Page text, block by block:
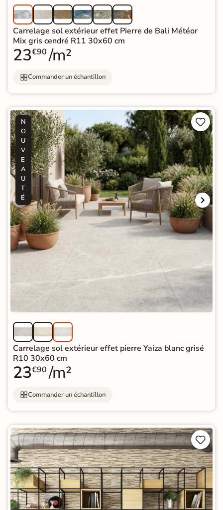
Carrelage sol extérieur effet Pierre de Bali Météor
Mix gris cendré R11 30x60 cm
23€90 /m²
Commander un échantillon
N
O
U
V
E
A
U
T
É


Carrelage sol extérieur effet pierre Yaiza blanc grisé
R10 30x60 cm
23€90 /m²
Commander un échantillon

